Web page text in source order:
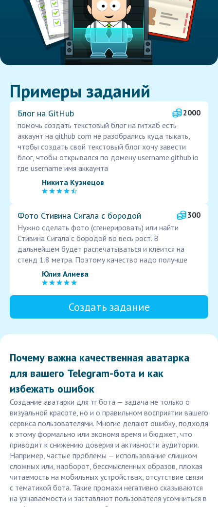
Примеры заданий
Блог на GitHub
2000
помочь создать текстовый блог на гитхаб есть
аккаунт на github com не разобрались куда тыкать,
чтобы создать свой текстовый блог хочу завести
блог, чтобы открывался по домену username.github.io
где username имя аккаунта
Никита Кузнецов
Фото Стивина Сигала с бородой
300
Нужно сделать фото (сгенерировать) или найти
Стивина Сигала с бородой во весь рост. В
дальнейшем будет распечатываться и клеится на
стенд 1.8 метра. Поэтому качество надо получше
Юлия Алиева
Создать задание
Почему важна качественная аватарка
для вашего Telegram-бота и как
избежать ошибок
Создание аватарки для тг бота — задача не только о
визуальной красоте, но и о правильном восприятии вашего
сервиса пользователями. Многие делают ошибку, подходя
к этому формально или экономя время и бюджет, что
приводит к снижению доверия и активности аудитории.
Например, частые проблемы — использование слишком
сложных или, наоборот, бессмысленных образов, плохая
читаемость на мобильных устройствах, отсутствие связи
с тематикой бота. Такие промахи негативно сказываются
на узнаваемости и заставляют пользователя усомниться в